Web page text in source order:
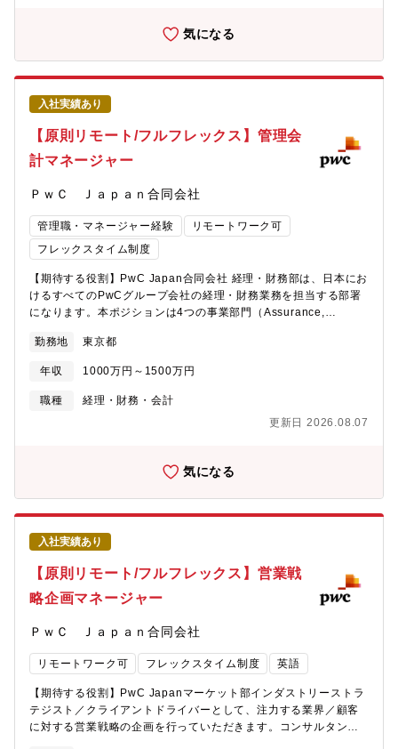
経験豊富なマネージャー層を新たに迎え入れます。既存メンバー
の退職による欠員補充ではなく、組織のケイパビリティ向上とブ
ランディング強化を目的とした前向きな増員です。広報チームの
専門性を高め、社内外のステークホルダーとの信頼関係をさらに
強固にするための重要なポジションです。■ 職務内容＜Media
＞・ターゲットメディアとの関係構築…メディア向け勉強会や懇
親会の企画・運営等・取材のアレンジ・対応…付随するメディア
とのコミュニケーションを含む・ニュースリリースの発信…リー
ス文の調整、メディアへの配信手配、社内への告知、オウンドメ
する際のスケジュール管理、原稿レビュー、出稿手配等・PwCに
関わる記事掲載状況のモニタリング・トラブル等に対応する危機
管理広報＜Internal＞・社内向けコミュニケーションチャネルの管
理運営…動画、記事等の企画、制作、配信・社内報等の閲覧状況
のモニタリング、分析※Media・Internal両方の領域を担当いただ
きます。チームリードではなく、プレイングマネージャーとして
主体的に業務を推進していただきます。■ 組織構成部署人数：6～
7名多様なバックグラウンドを持つメンバーで構成され、専門性と
リモートワークを基本※取材対応やメディア勉強会等の際に出社
が必要となる場合あります。■キャリアパスシニアマネージャーや
の挑戦可能です。また、広報以外のブランディング・コーポレー
ト領域へのキャリア展開も可能です。■ この求人の魅力・マネー
向上に直接貢献できる・メディアリレーションや危機管理広報な
ど、専門性の高い実務経験を積める・ビジネス、メディアリレー
ション等幅広いコーポレート業務に携われる・キャリアパスは柔
軟で、BtoB領域での広報スキルを磨き、将来的にはブランディン
グや他コーポレート領域へのキャリア展開も可能・フレックス・
リモートワークを基本とした柔軟な働き方が可能
気になる
入社実績あり
【原則リモート/フルフレックス】管理会
計マネージャー
ＰｗＣ Ｊａｐａｎ合同会社
管理職・マネージャー経験
リモートワーク可
フレックスタイム制度
【期待する役割】PwC Japan合同会社 経理・財務部は、日本にお
けるすべてのPwCグループ会社の経理・財務業務を担当する部署
になります。本ポジションは4つの事業部門（Assurance,
PwC Japan全体のリーダーの経営判断の経理・財務面でのサポー
ト役となります。マネジメントが必要な情報を人事、経理をはじ
め関係各部署と積極的にコミュニケーションを取り情報を集め分
析し、マネジメントへ報告します。【具体的な職務内容】■管理レ
前年比PL分析,KPI分析, コスト分析等・予算、着地見込み作成・
場のオペレーション改善のためのPJ対応■個別エンゲージメントの
ファイナンス面からのサポート【キャリアパス】■部内・部外を問
わず、各人の希望や適性に応じたキャリア形成を支援していま
す。■ディレクター、CFO（経理担当パートナー）までのプロモー
ションとキャリアアップの機会があります。【研修制度】■様々な
外部研修の利用が可能であり、PwCグループの会計士や税理士向
けの社内研修の利用も可能です。■英語を含めたビジネススキルの
向上に対し、毎年20万円の補助があります。【募集背景】組織体
制強化に伴う増員【おすすめポイント】■フレックス勤務可能かつ
務部は体制強化をしているフェーズにあり、タイトルアップも狙
える環境です。■新しいことに挑戦できる組織の風土があり、一般
的な外資と異なりJapan自ら企画できる自由があります。■風通し
ョンが取れる雰囲気です。■Global PwCとのコミュニケーション
もあり、英語力に自信がある方は語学力を活かせる環境です。
勤務地 東京都
年収 1000万円～1500万円
職種
経理・財務・会計
更新日 2026.08.07
気になる
入社実績あり
【原則リモート/フルフレックス】営業戦
略企画マネージャー
ＰｗＣ Ｊａｐａｎ合同会社
リモートワーク可 フレックスタイム制度 英語
【期待する役割】PwC Japanマーケット部インダストリーストラ
テジスト／クライアントドライバーとして、注力する業界／顧客
に対する営業戦略の企画を行っていただきます。コンサルタント